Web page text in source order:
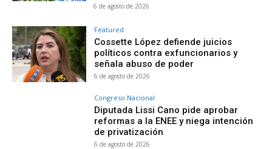
6 de agosto de 2026
Featured
Cossette López defiende juicios
políticos contra exfuncionarios y
señala abuso de poder
6 de agosto de 2026
Congreso Nacional
Diputada Lissi Cano pide aprobar
reformas a la ENEE y niega intención
de privatización
6 de agosto de 2026